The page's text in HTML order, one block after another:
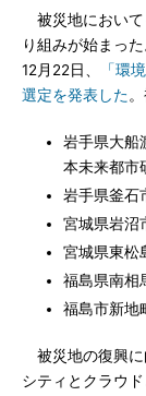
被災地において
り組みが始まっ
12月22日、
「環
選定を発表した
岩手県大船
本未来都市
岩手県釜石
宮城県岩沼
宮城県東松
福島県南相
福島市新地
被災地の復興に
シティとクラウ